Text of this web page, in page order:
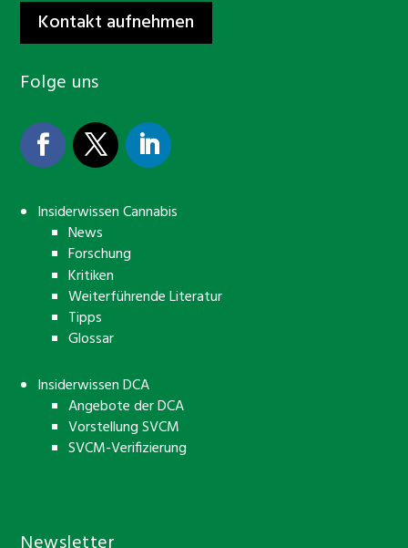
Kontakt aufnehmen
Folge uns
Insiderwissen Cannabis
News
Forschung
Kritiken
Weiterführende Literatur
Tipps
Glossar
Insiderwissen DCA
Angebote der DCA
Vorstellung SVCM
SVCM-Verifizierung